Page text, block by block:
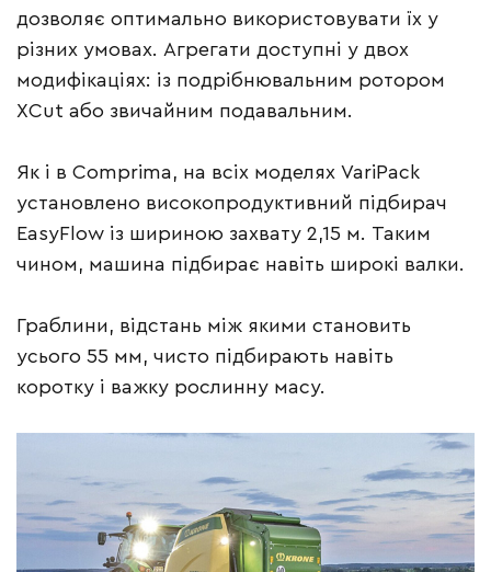
дозволяє оптимально використовувати їх у
різних умовах. Агрегати доступні у двох
модифікаціях: із подрібнювальним ротором
XCut або звичайним подавальним.
Як і в Comprima, на всіх моделях VariPack
установлено високопродуктивний підбирач
EasyFlow із шириною захвату 2,15 м. Таким
чином, машина підбирає навіть широкі валки.
Граблини, відстань між якими становить
усього 55 мм, чисто підбирають навіть
коротку і важку рослинну масу.